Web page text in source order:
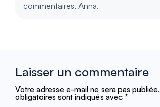
commentaires, Anna.
Laisser un commentaire
Votre adresse e-mail ne sera pas publiée.
obligatoires sont indiqués avec *